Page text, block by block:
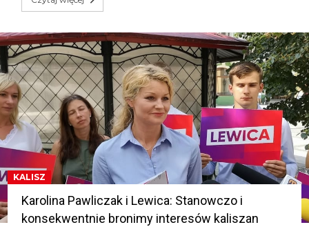
KALISZ
Karolina Pawliczak i Lewica: Stanowczo i
konsekwentnie bronimy interesów kaliszan